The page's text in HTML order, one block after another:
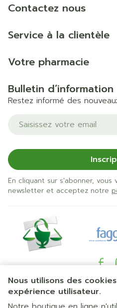
Nous utilisons des
expérience utilisateur.
Contactez nous
Service à la clientèle
Votre pharmacie
Bulletin d’information
Restez informé des
Adresse mail
En cliquant sur s'abonner, vous
newsletter et acceptez notre
Liens légaux